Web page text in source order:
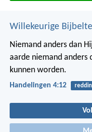
Willekeurige
Niemand anders dan
aarde niemand anders
kunnen worden.
Handelingen 4:12